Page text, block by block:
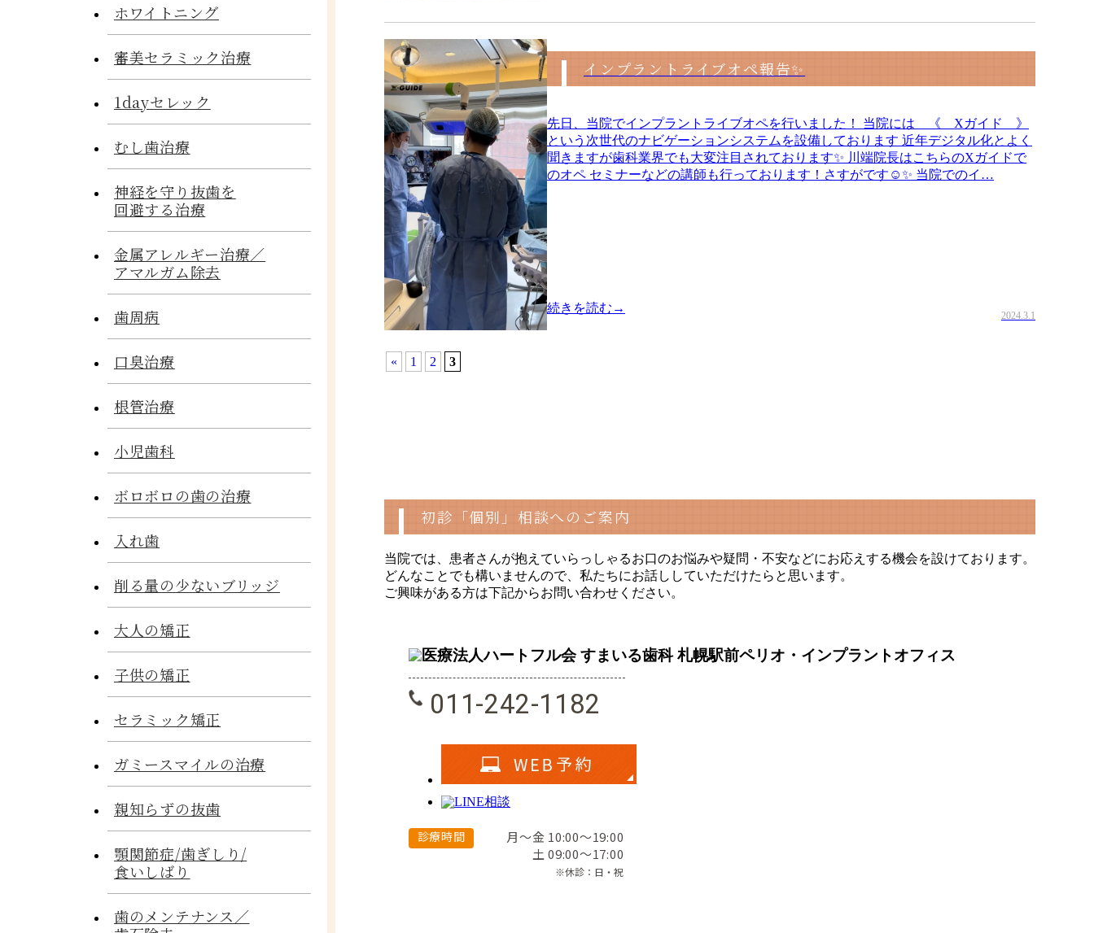
ホワイトニング
審美セラミック治療
1dayセレック
むし歯治療
神経を守り抜歯を
回避する治療
金属アレルギー治療／
アマルガム除去
歯周病
口臭治療
根管治療
小児歯科
ボロボロの歯の治療
入れ歯
削る量の少ないブリッジ
大人の矯正
子供の矯正
セラミック矯正
ガミースマイルの治療
親知らずの抜歯
顎関節症/歯ぎしり/
食いしばり
歯のメンテナンス／
インプラントライブオペ報告✨
先日、当院でインプラントライブオペを行いました！ 当院には 《 Xガイド 》
という次世代のナビゲーションシステムを設備しております 近年デジタル化とよく
聞きますが歯科業界でも大変注目されております✨ 川端院長はこちらのXガイドで
のオペ セミナーなどの講師も行っております！さすがです☺✨ 当院でのイ…
続きを読む→
2024.3.1
« 1 2 3
初診「個別」相談へのご案内
当院では、患者さんが抱えていらっしゃるお口のお悩みや疑問・不安などにお応えする機会を設けております。
どんなことでも構いませんので、私たちにお話ししていただけたらと思います。
ご興味がある方は下記からお問い合わせください。
011-242-1182
診療時間
月～金 10:00～19:00
土 09:00～17:00
※休診：日・祝